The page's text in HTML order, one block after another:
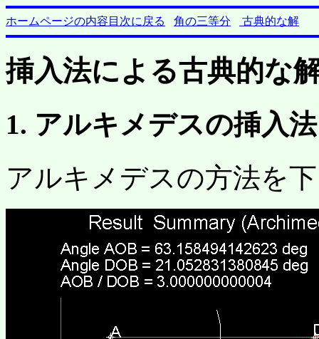
ホームページの内容目次に戻る 角の三等分 古典的な解
挿入法による古典的な
1. アルキメデスの挿入
アルキメデスの方法を